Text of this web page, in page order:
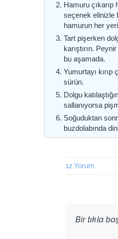
Hamuru çıkarıp
seçenek elinizle
hamurun her
Tart pişerken
karıştırın.
bu aşamada.
Yumurtayı kırıp
sürün.
Dolgu
sallanıyorsa
Soğuduktan
buzdolabında
12 Yorum
Bir tıkla